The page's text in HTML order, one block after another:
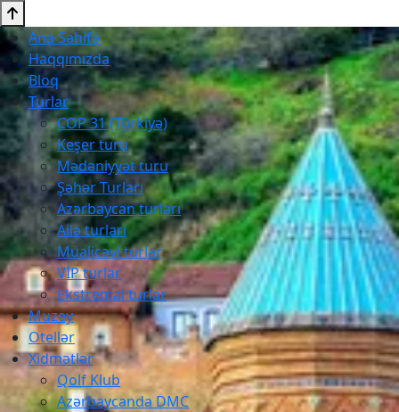
Ana Səhifə
Haqqımızda
Bloq
Turlar
COP 31 (Türkiyə)
Keşer turu
Mədəniyyət turu
Şəhər Turları
Azərbaycan turları
Ailə turları
Müalicəvi turlar
VİP turlar
Ekstremal turlar
Muzey
Otellər
Xidmətlər
Qolf Klub
Azərbaycanda DMC